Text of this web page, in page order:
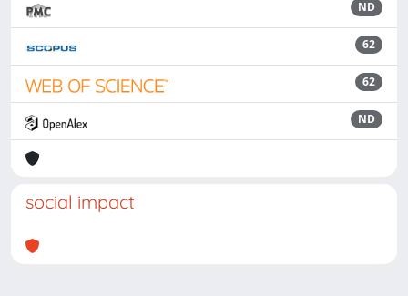
ND
62
62
ND
social impact